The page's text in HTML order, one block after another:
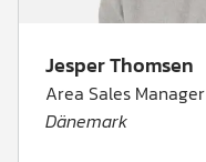
Jesper Thomsen
Area Sales Manager
Dänemark